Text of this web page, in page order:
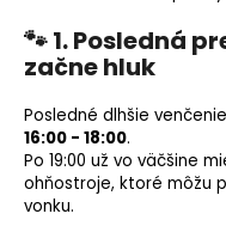
🐾 1. Posledná
začne hluk
Posledné dlhšie
16:00 - 18:00.
Po 19:00 už vo väčšine
ohňostroje, ktoré môžu
vonku.